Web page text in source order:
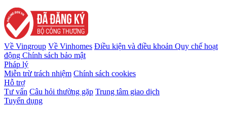
Về Vingroup Về Vinhomes Điều kiện và điều khoản Quy chế hoạt
động Chính sách bảo mật
Pháp lý
Miễn trừ trách nhiệm Chính sách cookies
Hỗ trợ
Tư vấn Câu hỏi thường gặp Trung tâm giao dịch
Tuyển dụng